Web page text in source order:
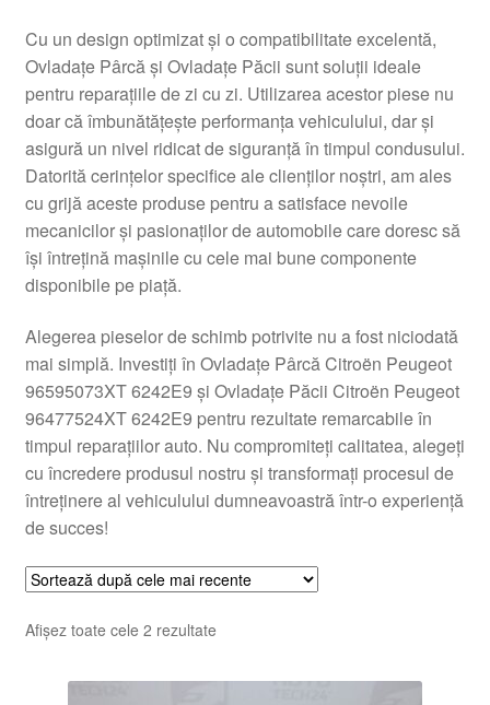
Plângere
Plățile
Politică de confidențialitate
Procedura de reclamație
Termeni si conditii
Cu un design optimizat și o compatibilitate excelentă,
Ovladațe Pârcă și Ovladațe Păcii sunt soluții ideale
pentru reparațiile de zi cu zi. Utilizarea acestor piese nu
doar că îmbunătățește performanța vehiculului, dar și
asigură un nivel ridicat de siguranță în timpul condusului.
Datorită cerințelor specifice ale clienților noștri, am ales
cu grijă aceste produse pentru a satisface nevoile
mecanicilor și pasionaților de automobile care doresc să
își întrețină mașinile cu cele mai bune componente
disponibile pe piață.
Alegerea pieselor de schimb potrivite nu a fost niciodată
mai simplă. Investiți în Ovladațe Pârcă Citroën Peugeot
96595073XT 6242E9 și Ovladațe Păcii Citroën Peugeot
96477524XT 6242E9 pentru rezultate remarcabile în
timpul reparațiilor auto. Nu compromiteți calitatea, alegeți
cu încredere produsul nostru și transformați procesul de
întreținere al vehiculului dumneavoastră într-o experiență
de succes!
Afișez toate cele 2 rezultateSortat
cele